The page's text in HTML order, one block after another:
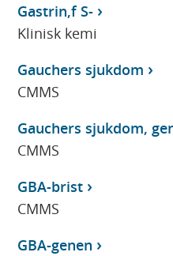
Gastrin,f S-
Klinisk kemi
Gauchers sjukdom
CMMS
Gauchers sjukdom,
CMMS
GBA-brist
CMMS
GBA-genen